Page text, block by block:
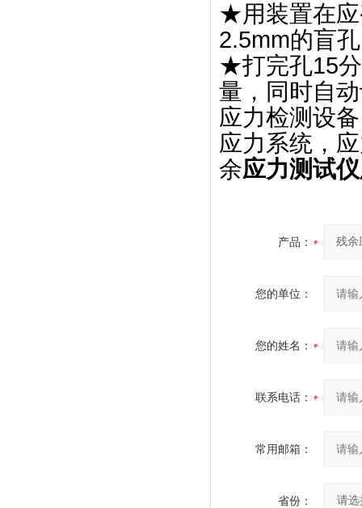
★用装置在
2.5mm的盲
★打完孔15
量，同时自
应力检测设
应力系统，
余应力测试
产品：
您的单位：
您的姓名：
联系电话：
常用邮箱：
省份：